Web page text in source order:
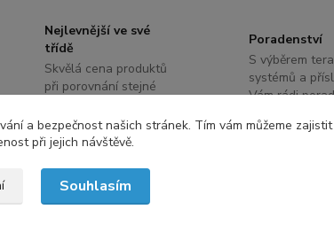
Nejlevnější ve své
třídě
Skvělá cena produktů
při porovnání stejné
Poradenství
S výběrem
systémů a
Vám rádi
a bezpečnost našich stránek. Tím vám můžeme zajistit
při jejich návštěvě.
Souhlasím